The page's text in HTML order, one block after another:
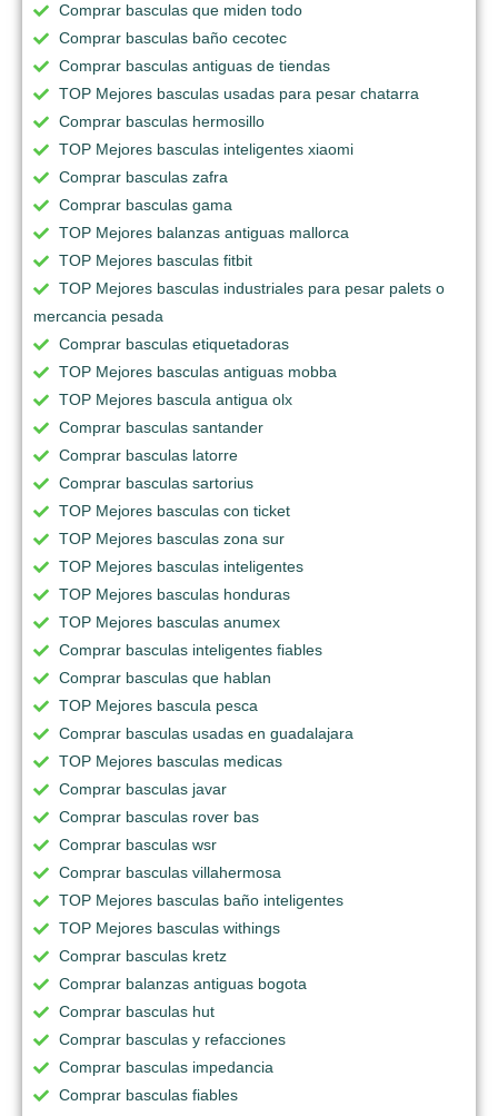
Comprar basculas que miden todo
Comprar basculas baño cecotec
Comprar basculas antiguas de tiendas
TOP Mejores basculas usadas para pesar chatarra
Comprar basculas hermosillo
TOP Mejores basculas inteligentes xiaomi
Comprar basculas zafra
Comprar basculas gama
TOP Mejores balanzas antiguas mallorca
TOP Mejores basculas fitbit
TOP Mejores basculas industriales para pesar palets o
mercancia pesada
Comprar basculas etiquetadoras
TOP Mejores basculas antiguas mobba
TOP Mejores bascula antigua olx
Comprar basculas santander
Comprar basculas latorre
Comprar basculas sartorius
TOP Mejores basculas con ticket
TOP Mejores basculas zona sur
TOP Mejores basculas inteligentes
TOP Mejores basculas honduras
TOP Mejores basculas anumex
Comprar basculas inteligentes fiables
Comprar basculas que hablan
TOP Mejores bascula pesca
Comprar basculas usadas en guadalajara
TOP Mejores basculas medicas
Comprar basculas javar
Comprar basculas rover bas
Comprar basculas wsr
Comprar basculas villahermosa
TOP Mejores basculas baño inteligentes
TOP Mejores basculas withings
Comprar basculas kretz
Comprar balanzas antiguas bogota
Comprar basculas hut
Comprar basculas y refacciones
Comprar basculas impedancia
Comprar basculas fiables